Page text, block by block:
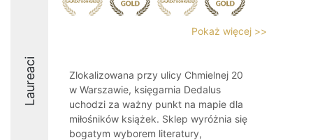
Laureaci
Pokaż więcej >>
Zlokalizowana przy ulicy Chmielnej 20
w Warszawie, księgarnia Dedalus
uchodzi za ważny punkt na mapie dla
miłośników książek. Sklep wyróżnia się
bogatym wyborem literatury,